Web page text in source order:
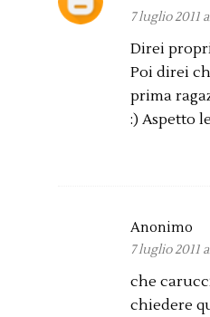
7 luglio 2011
Direi
Poi direi
prima
:) Aspetto
Anonimo
7 luglio 2011
che
chiedere